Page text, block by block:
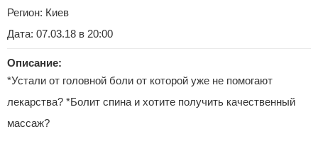
Регион: Киев
Дата: 07.03.18 в 20:00
Описание:
*Устали от головной боли от которой уже не помогают
лекарства? *Болит спина и хотите получить качественный
массаж?